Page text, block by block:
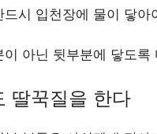
시 입천장에 물이 닿아
아닌 뒷부분에 닿도록
딸꾹질을 한다